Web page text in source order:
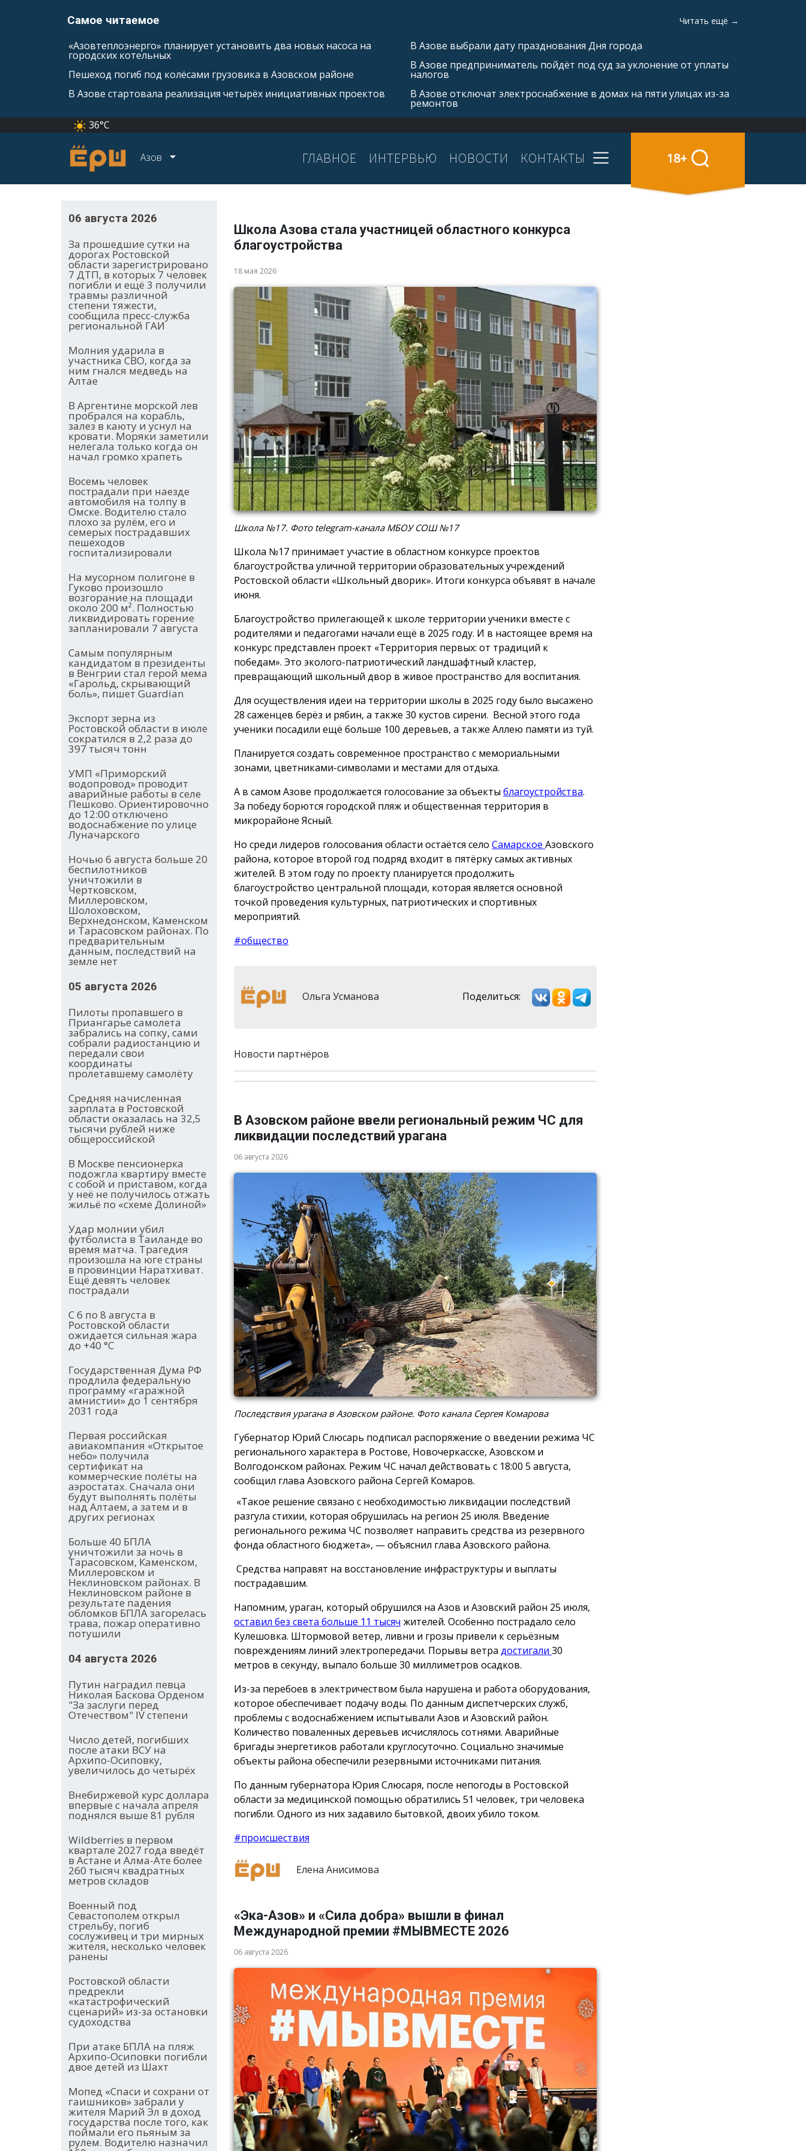
Самое читаемое Читать ещё →
«Азовтеплоэнерго» планирует установить два новых насоса на
городских котельных
Пешеход погиб под колёсами грузовика в Азовском районе
В Азове стартовала реализация четырёх инициативных проектов
В Азове выбрали дату празднования Дня города
В Азове предприниматель пойдёт под суд за уклонение от уплаты
налогов
В Азове отключат электроснабжение в домах на пяти улицах из-за
ремонтов
36°C
Азов ГЛАВНОЕ ИНТЕРВЬЮ НОВОСТИ КОНТАКТЫ 18+
06 августа 2026
За прошедшие сутки на
дорогах Ростовской
области зарегистрировано
7 ДТП, в которых 7 человек
погибли и ещё 3 получили
травмы различной
степени тяжести,
сообщила пресс-служба
региональной ГАИ
Молния ударила в
участника СВО, когда за
ним гнался медведь на
Алтае
В Аргентине морской лев
пробрался на корабль,
залез в каюту и уснул на
кровати. Моряки заметили
нелегала только когда он
начал громко храпеть
Восемь человек
пострадали при наезде
автомобиля на толпу в
Омске. Водителю стало
плохо за рулём, его и
семерых пострадавших
пешеходов
госпитализировали
На мусорном полигоне в
Гуково произошло
возгорание на площади
около 200 м². Полностью
ликвидировать горение
запланировали 7 августа
Самым популярным
кандидатом в президенты
в Венгрии стал герой мема
«Гарольд, скрывающий
боль», пишет Guardian
Экспорт зерна из
Ростовской области в июле
сократился в 2,2 раза до
397 тысяч тонн
УМП «Приморский
водопровод» проводит
аварийные работы в селе
Пешково. Ориентировочно
до 12:00 отключено
водоснабжение по улице
Луначарского
Ночью 6 августа больше 20
беспилотников
уничтожили в
Чертковском,
Миллеровском,
Шолоховском,
Верхнедонском, Каменском
и Тарасовском районах. По
предварительным
данным, последствий на
земле нет
05 августа 2026
Пилоты пропавшего в
Приангарье самолета
забрались на сопку, сами
собрали радиостанцию и
передали свои
координаты
пролетавшему самолёту
Средняя начисленная
зарплата в Ростовской
области оказалась на 32,5
тысячи рублей ниже
общероссийской
В Москве пенсионерка
подожгла квартиру вместе
с собой и приставом, когда
у неё не получилось отжать
жильё по «схеме Долиной»
Удар молнии убил
футболиста в Таиланде во
время матча. Трагедия
произошла на юге страны
в провинции Наратхиват.
Ещё девять человек
пострадали
С 6 по 8 августа в
Ростовской области
ожидается сильная жара
до +40 °С
Государственная Дума РФ
продлила федеральную
программу «гаражной
амнистии» до 1 сентября
2031 года
Первая российская
авиакомпания «Открытое
небо» получила
сертификат на
коммерческие полёты на
аэростатах. Сначала они
будут выполнять полёты
над Алтаем, а затем и в
других регионах
Больше 40 БПЛА
уничтожили за ночь в
Тарасовском, Каменском,
Миллеровском и
Неклиновском районах. В
Неклиновском районе в
результате падения
обломков БПЛА загорелась
трава, пожар оперативно
потушили
04 августа 2026
Путин наградил певца
Николая Баскова Орденом
"За заслуги перед
Отечеством" IV степени
Число детей, погибших
после атаки ВСУ на
Архипо-Осиповку,
увеличилось до четырёх
Внебиржевой курс доллара
впервые с начала апреля
поднялся выше 81 рубля
Wildberries в первом
квартале 2027 года введёт
в Астане и Алма-Ате более
260 тысяч квадратных
метров складов
Военный под
Севастополем открыл
стрельбу, погиб
сослуживец и три мирных
жителя, несколько человек
ранены
Ростовской области
предрекли
«катастрофический
сценарий» из-за остановки
судоходства
При атаке БПЛА на пляж
Архипо-Осиповки погибли
двое детей из Шахт
Мопед «Спаси и сохрани от
гаишников» забрали у
жителя Марий Эл в доход
государства после того, как
поймали его пьяным за
рулем. Водителю назначил
Школа Азова стала участницей областного конкурса
благоустройства
18 мая 2026
Школа №17. Фото telegram-канала МБОУ СОШ №17
Школа №17 принимает участие в областном конкурсе проектов
благоустройства уличной территории образовательных учреждений
Ростовской области «Школьный дворик». Итоги конкурса объявят в начале
июня.
Благоустройство прилегающей к школе территории ученики вместе с
родителями и педагогами начали ещё в 2025 году. И в настоящее время на
конкурс представлен проект «Территория первых: от традиций к
победам». Это эколого-патриотический ландшафтный кластер,
превращающий школьный двор в живое пространство для воспитания.
Для осуществления идеи на территории школы в 2025 году было высажено
28 саженцев берёз и рябин, а также 30 кустов сирени. Весной этого года
ученики посадили ещё больше 100 деревьев, а также Аллею памяти из туй.
Планируется создать современное пространство с мемориальными
зонами, цветниками-символами и местами для отдыха.
А в самом Азове продолжается голосование за объекты благоустройства.
За победу борются городской пляж и общественная территория в
микрорайоне Ясный.
Но среди лидеров голосования области остаётся село Самарское Азовского
района, которое второй год подряд входит в пятёрку самых активных
жителей. В этом году по проекту планируется продолжить
благоустройство центральной площади, которая является основной
точкой проведения культурных, патриотических и спортивных
мероприятий.
#общество
Ольга Усманова Поделиться:
Новости партнёров
В Азовском районе ввели региональный режим ЧС для
ликвидации последствий урагана
06 августа 2026
Последствия урагана в Азовском районе. Фото канала Сергея Комарова
Губернатор Юрий Слюсарь подписал распоряжение о введении режима ЧС
регионального характера в Ростове, Новочеркасске, Азовском и
Волгодонском районах. Режим ЧС начал действовать с 18:00 5 августа,
сообщил глава Азовского района Сергей Комаров.
«Такое решение связано с необходимостью ликвидации последствий
разгула стихии, которая обрушилась на регион 25 июля. Введение
регионального режима ЧС позволяет направить средства из резервного
фонда областного бюджета», — объяснил глава Азовского района.
Средства направят на восстановление инфраструктуры и выплаты
пострадавшим.
Напомним, ураган, который обрушился на Азов и Азовский район 25 июля,
оставил без света больше 11 тысяч жителей. Особенно пострадало село
Кулешовка. Штормовой ветер, ливни и грозы привели к серьёзным
повреждениям линий электропередачи. Порывы ветра достигали 30
метров в секунду, выпало больше 30 миллиметров осадков.
Из-за перебоев в электричеством была нарушена и работа оборудования,
которое обеспечивает подачу воды. По данным диспетчерских служб,
проблемы с водоснабжением испытывали Азов и Азовский район.
Количество поваленных деревьев исчислялось сотнями. Аварийные
бригады энергетиков работали круглосуточно. Социально значимые
объекты района обеспечили резервными источниками питания.
По данным губернатора Юрия Слюсаря, после непогоды в Ростовской
области за медицинской помощью обратились 51 человек, три человека
погибли. Одного из них задавило бытовкой, двоих убило током.
#происшествия
Елена Анисимова
«Эка-Азов» и «Сила добра» вышли в финал
Международной премии #МЫВМЕСТЕ 2026
06 августа 2026